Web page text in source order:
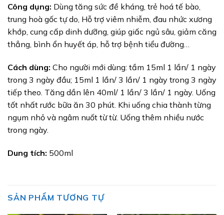
Công dụng: Dùng tăng sức đề kháng, trẻ hoá tế bào,
trung hoà gốc tự do, Hỗ trợ viêm nhiễm, đau nhức xương
khớp, cung cấp dinh dưỡng, giúp giấc ngủ sâu, giảm căng
thẳng, bình ổn huyết áp, hỗ trợ bệnh tiểu đường…
Cách dùng: Cho người mới dùng: tầm 15ml 1 lần/ 1 ngày
trong 3 ngày đầu; 15ml 1 lần/ 3 lần/ 1 ngày trong 3 ngày
tiếp theo. Tăng dần lên 40ml/ 1 lần/ 3 lần/ 1 ngày. Uống
tốt nhất rước bữa ăn 30 phút. Khi uống chia thành từng
ngụm nhỏ và ngâm nuốt từ từ. Uống thêm nhiều nước
trong ngày.
Dung tích: 500ml
SẢN PHẨM TƯƠNG TỰ